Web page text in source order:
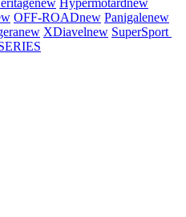
new Hypermotardnew
OFF-ROADnew Panigalenew
new XDiavelnew SuperSport